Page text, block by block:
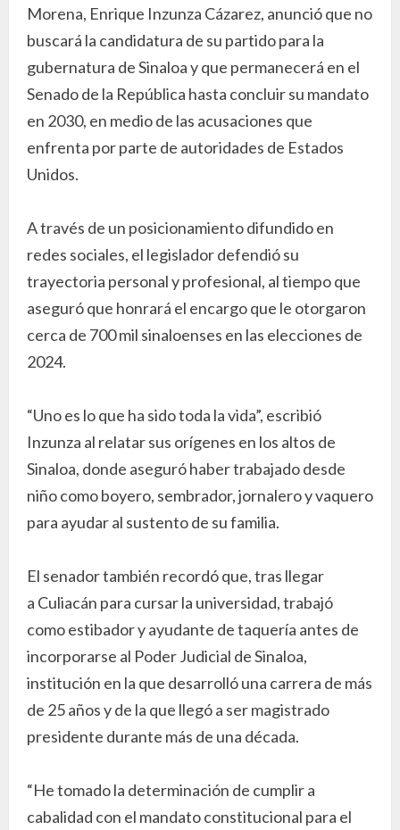
Morena, Enrique Inzunza Cázarez, anunció que no
buscará la candidatura de su partido para la
gubernatura de Sinaloa y que permanecerá en el
Senado de la República hasta concluir su mandato
en 2030, en medio de las acusaciones que
enfrenta por parte de autoridades de Estados
Unidos.
A través de un posicionamiento difundido en
redes sociales, el legislador defendió su
trayectoria personal y profesional, al tiempo que
aseguró que honrará el encargo que le otorgaron
cerca de 700 mil sinaloenses en las elecciones de
2024.
“Uno es lo que ha sido toda la vida”, escribió
Inzunza al relatar sus orígenes en los altos de
Sinaloa, donde aseguró haber trabajado desde
niño como boyero, sembrador, jornalero y vaquero
para ayudar al sustento de su familia.
El senador también recordó que, tras llegar
a Culiacán para cursar la universidad, trabajó
como estibador y ayudante de taquería antes de
incorporarse al Poder Judicial de Sinaloa,
institución en la que desarrolló una carrera de más
de 25 años y de la que llegó a ser magistrado
presidente durante más de una década.
“He tomado la determinación de cumplir a
cabalidad con el mandato constitucional para el